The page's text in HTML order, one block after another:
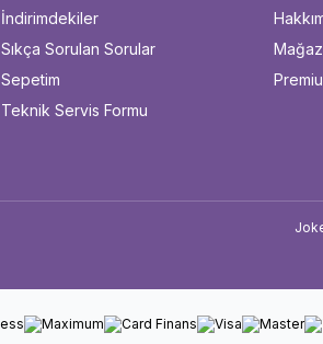
İndirimdekiler
Sıkça Sorulan Sorular
Sepetim
Teknik Servis Formu